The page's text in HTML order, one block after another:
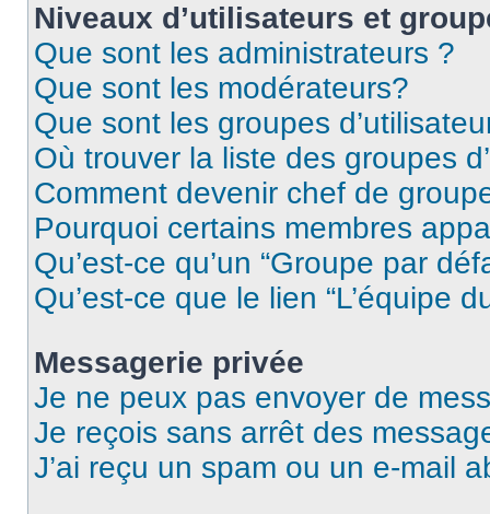
Niveaux d’utilisateurs et
Que sont les administrateurs ?
Que sont les modérateurs?
Que sont les groupes
Où trouver la liste des groupes
Comment devenir chef de
Pourquoi certains membres
Qu’est-ce qu’un “Groupe par
Qu’est-ce que le lien “L’équipe
Messagerie privée
Je ne peux pas envoyer de
Je reçois sans arrêt des
J’ai reçu un spam ou un e-mail